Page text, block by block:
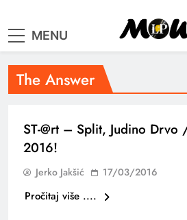
samo
MENU
The Answer
ST-@rt – Split, Judino Drvo
2016!
Jerko Jakšić 17/03/2016
Pročitaj više ....